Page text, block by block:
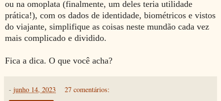
ou na omoplata (finalmente, um deles teria utilidade
prática!), com os dados de identidade, biométricos e vistos
do viajante, simplifique as coisas neste mundão cada vez
mais complicado e dividido.
Fica a dica. O que você acha?
- junho 14, 2023 27 comentários: